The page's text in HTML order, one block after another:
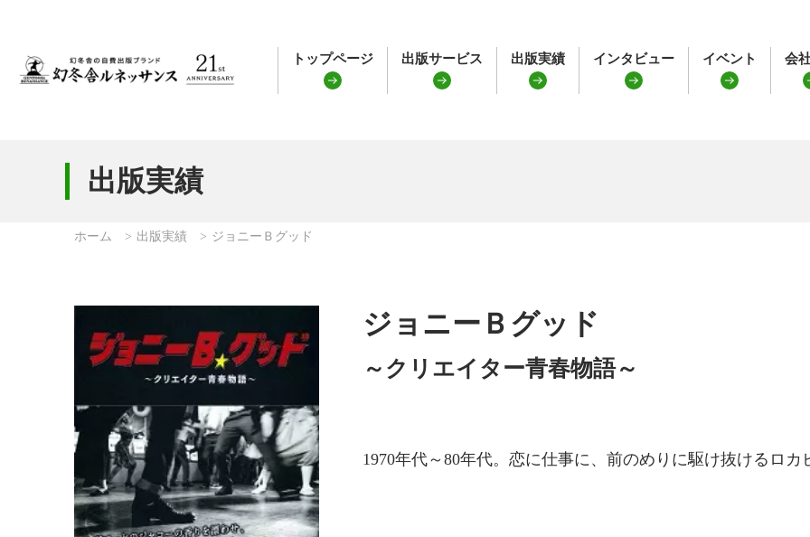
トップページ 出版サービス 出版実績 インタビュー イベント 会
出版実績
ホーム 出版実績 ジョニーＢグッド
ジョニーＢグッド
～クリエイター青春物語～
1970年代～80年代。恋に仕事に、前のめりに駆け抜けるロカ